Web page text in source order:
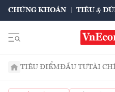
CHỨNG KHOÁN TIÊU &
TIÊU ĐIỂMĐẦU TƯTÀI